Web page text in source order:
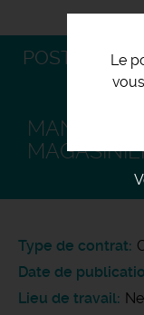
Le
POSTULEZ
Type de contrat
Date de
Lieu de travail